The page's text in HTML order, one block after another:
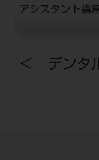
＜ デンタ